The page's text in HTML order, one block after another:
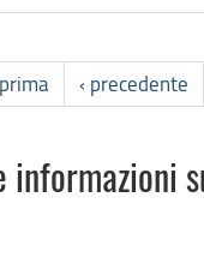
‹ precedente
informazioni